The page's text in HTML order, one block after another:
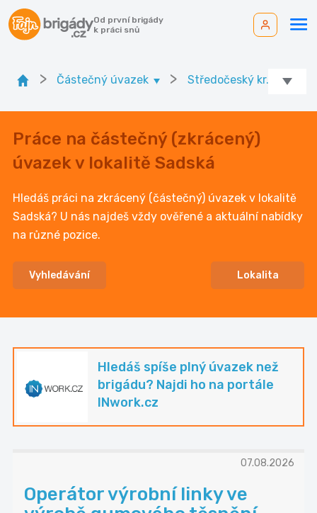
Od první brigády
k práci snů
> Částečný úvazek > Středočeský kr. >
Práce na částečný (zkrácený)
úvazek v lokalitě Sadská
Hledáš práci na zkrácený (částečný) úvazek v lokalitě
Sadská? U nás najdeš vždy ověřené a aktuální nabídky
na různé pozice.
Vyhledávání Lokalita
Hledáš spíše plný úvazek než
brigádu? Najdi ho na portále
INwork.cz
07.08.2026
Operátor výrobní linky ve